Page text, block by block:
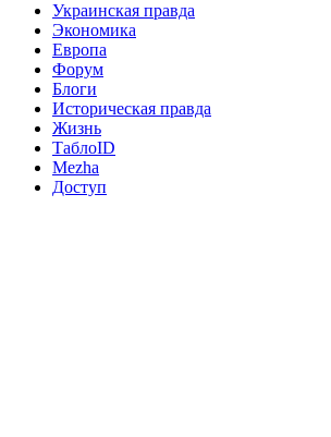
Украинская правда
Экономика
Европа
Форум
Блоги
Историческая правда
Жизнь
ТаблоID
Mezha
Доступ